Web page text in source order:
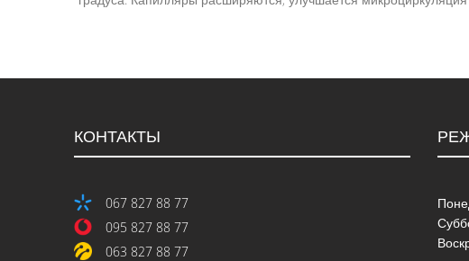
КОНТАКТЫ
067 827 88 77
095 827 88 77
063 827 88 77